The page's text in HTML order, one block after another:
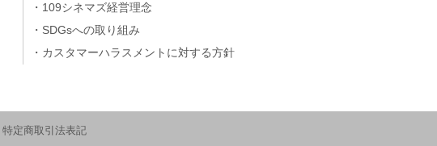
109シネマズ経営理念
SDGsへの取り組み
カスタマーハラスメントに対する方針
特定商取引法表記